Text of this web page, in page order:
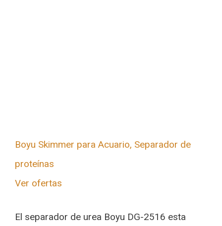
Boyu Skimmer para Acuario, Separador de
proteínas
Ver ofertas
El separador de urea Boyu DG-2516 esta